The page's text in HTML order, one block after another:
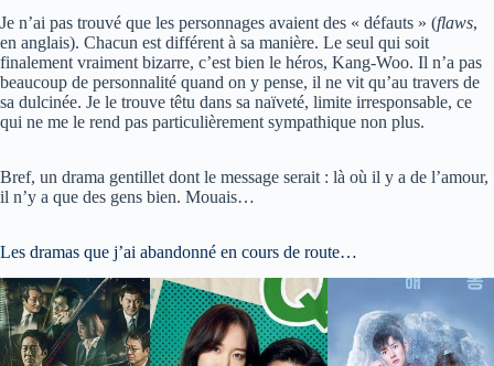
Je n’ai pas trouvé que les personnages avaient des « défauts » (flaws,
en anglais). Chacun est différent à sa manière. Le seul qui soit
finalement vraiment bizarre, c’est bien le héros, Kang-Woo. Il n’a pas
beaucoup de personnalité quand on y pense, il ne vit qu’au travers de
sa dulcinée. Je le trouve têtu dans sa naïveté, limite irresponsable, ce
qui ne me le rend pas particulièrement sympathique non plus.
Bref, un drama gentillet dont le message serait : là où il y a de l’amour,
il n’y a que des gens bien. Mouais…
Les dramas que j’ai abandonné en cours de route…